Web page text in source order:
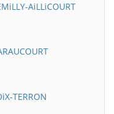
AiLLiCOURT
TERRON